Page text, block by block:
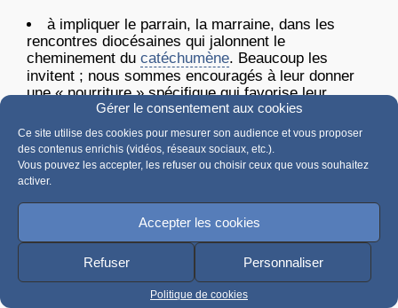
Gérer le consentement aux cookies
Ce site utilise des cookies pour mesurer son audience et vous proposer
des contenus enrichis (vidéos, réseaux sociaux, etc.).
Vous pouvez les accepter, les refuser ou choisir ceux que vous souhaitez
activer.
Accepter les cookies
Refuser Personnaliser
Politique de cookies
à impliquer le parrain, la marraine, dans les
rencontres diocésaines qui jalonnent le
cheminement du catéchumène. Beaucoup les
invitent ; nous sommes encouragés à leur donner
une « nourriture » spécifique qui favorise leur
, leur fonction de parrain ou marraine.
à former les accompagnateurs locaux pour que
le choix du parrain prenne place dans la vie de
l’équipe, en termes de discernement. C’est
l’occasion pour le
sa vie chrétienne, le baptême n’étant que le début
d’une vie chrétienne qui aura besoin d’être
2.3.2. Lamystagogie
L’autre aspect, présent dans la structure du